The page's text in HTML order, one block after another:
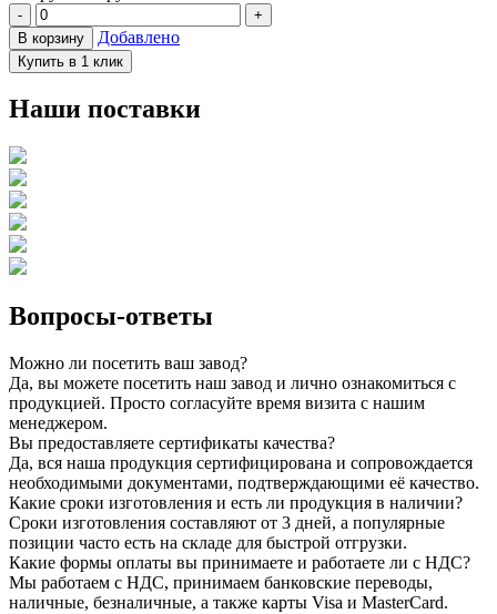
-
+
В корзину
Добавлено
Купить в 1 клик
Наши поставки
Вопросы-ответы
Можно ли посетить ваш завод?
Да, вы можете посетить наш завод и лично ознакомиться с
продукцией. Просто согласуйте время визита с нашим
менеджером.
Вы предоставляете сертификаты качества?
Да, вся наша продукция сертифицирована и сопровождается
необходимыми документами, подтверждающими её качество.
Какие сроки изготовления и есть ли продукция в наличии?
Сроки изготовления составляют от 3 дней, а популярные
позиции часто есть на складе для быстрой отгрузки.
Какие формы оплаты вы принимаете и работаете ли с НДС?
Мы работаем с НДС, принимаем банковские переводы,
наличные, безналичные, а также карты Visa и MasterCard.